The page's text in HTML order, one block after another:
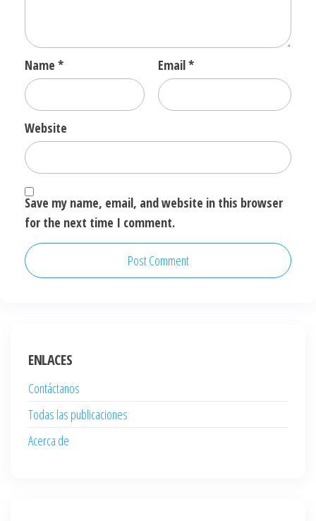
Name * Email*
Website
Save my name, email, and website in this browser
for the next time I comment.
ENLACES
Contáctanos
Todas las publicaciones
Acerca de